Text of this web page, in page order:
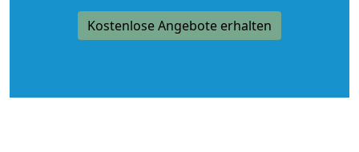
Kostenlose Angebote erhalten